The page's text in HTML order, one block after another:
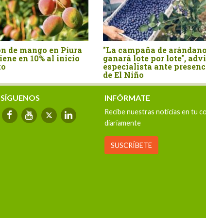
Producción de cacao peruano
se contrajo 11.3% en mayo de
este año
Perú: avanza
impulsará una
arroz más
resiliente
SÍGUENOS INFÓRMATE
Recibe nuestras noticias en tu
diariamente
SUSCRÍBETE